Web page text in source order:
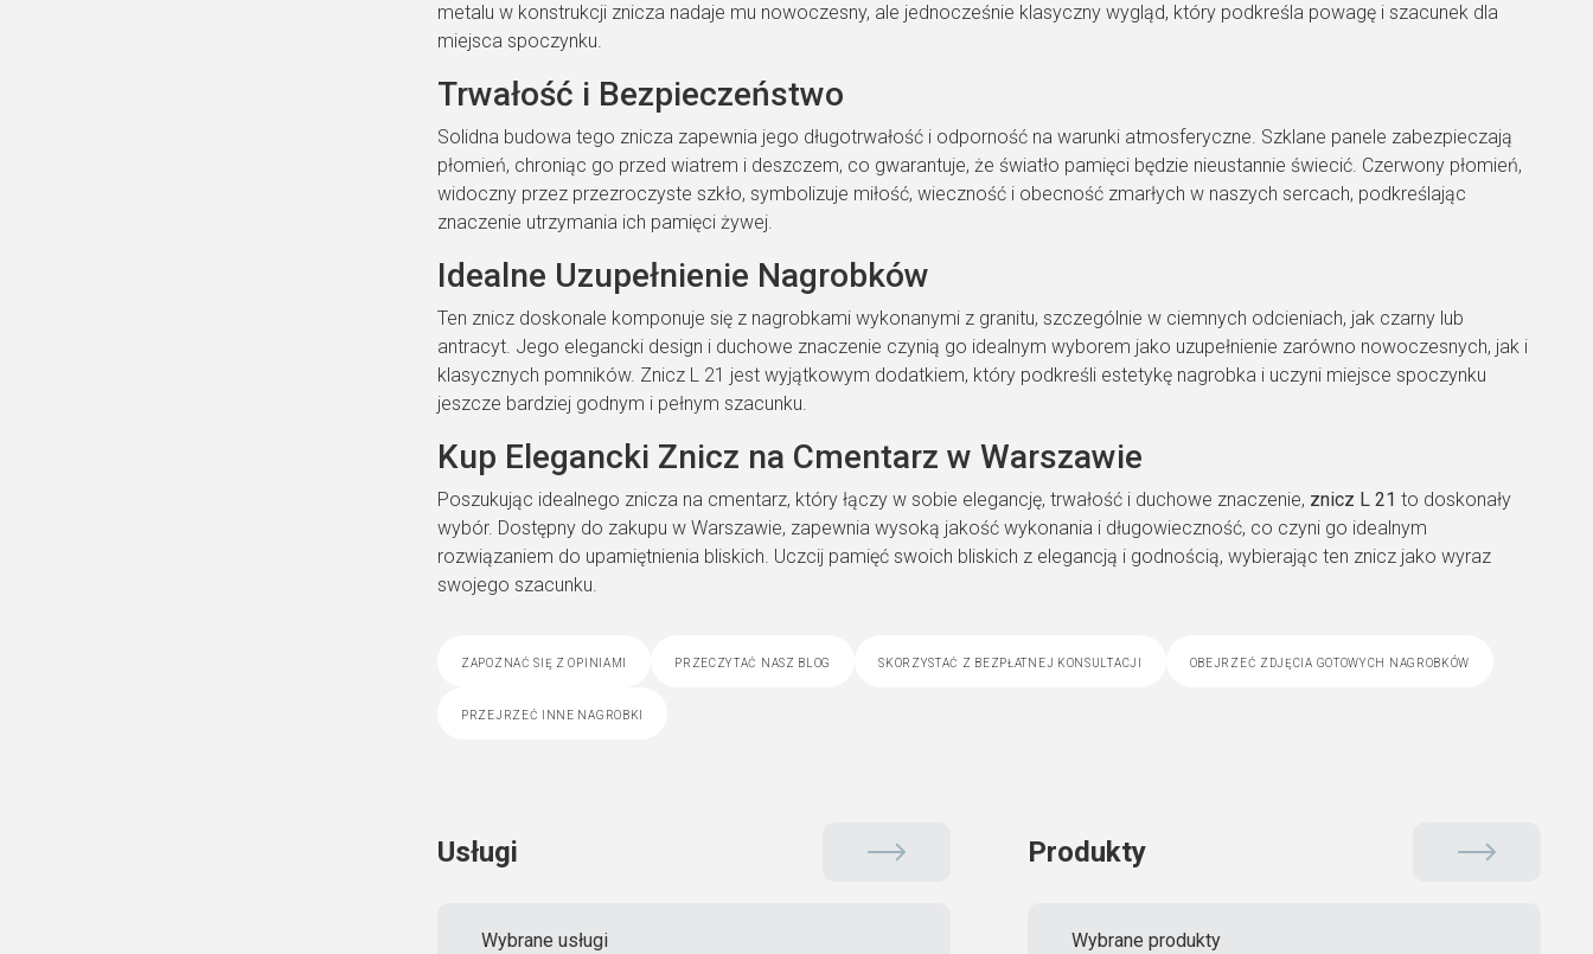
metalu w konstrukcji znicza nadaje mu nowoczesny, ale jednocześnie klasyczny wygląd, który podkreśla powagę i szacunek dla
miejsca spoczynku.
Trwałość i Bezpieczeństwo
Solidna budowa tego znicza zapewnia jego długotrwałość i odporność na warunki atmosferyczne. Szklane panele zabezpieczają
płomień, chroniąc go przed wiatrem i deszczem, co gwarantuje, że światło pamięci będzie nieustannie świecić. Czerwony płomień,
widoczny przez przezroczyste szkło, symbolizuje miłość, wieczność i obecność zmarłych w naszych sercach, podkreślając
znaczenie utrzymania ich pamięci żywej.
Idealne Uzupełnienie Nagrobków
Ten znicz doskonale komponuje się z nagrobkami wykonanymi z granitu, szczególnie w ciemnych odcieniach, jak czarny lub
antracyt. Jego elegancki design i duchowe znaczenie czynią go idealnym wyborem jako uzupełnienie zarówno nowoczesnych, jak i
klasycznych pomników. Znicz L 21 jest wyjątkowym dodatkiem, który podkreśli estetykę nagrobka i uczyni miejsce spoczynku
jeszcze bardziej godnym i pełnym szacunku.
Kup Elegancki Znicz na Cmentarz w Warszawie
Poszukując idealnego znicza na cmentarz, który łączy w sobie elegancję, trwałość i duchowe znaczenie, znicz L 21 to doskonały
wybór. Dostępny do zakupu w Warszawie, zapewnia wysoką jakość wykonania i długowieczność, co czyni go idealnym
rozwiązaniem do upamiętnienia bliskich. Uczcij pamięć swoich bliskich z elegancją i godnością, wybierając ten znicz jako wyraz
swojego szacunku.
zapoznać się z opiniami przeczytać nasz blog skorzystać z bezpłatnej konsultacji obejrzeć zdjęcia gotowych nagrobków
przejrzeć inne nagrobki
Usługi
Wybrane usługi
Produkty
Wybrane produkty